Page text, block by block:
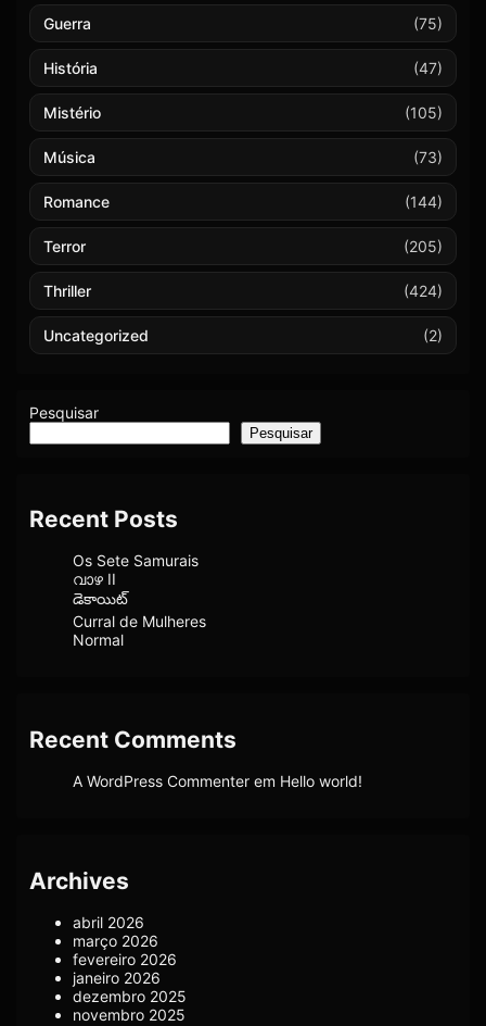
Guerra (75)
História (47)
Mistério (105)
Música (73)
Romance (144)
Terror (205)
Thriller (424)
Uncategorized (2)
Pesquisar
Pesquisar
Recent Posts
Os Sete Samurais
വാഴ II
డెకాయిట్
Curral de Mulheres
Normal
Recent Comments
A WordPress Commenter em Hello world!
Archives
abril 2026
março 2026
fevereiro 2026
janeiro 2026
dezembro 2025
novembro 2025